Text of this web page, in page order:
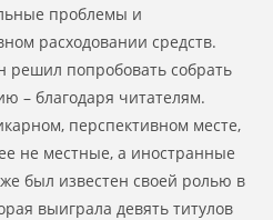
проблемы и
расходовании средств.
решил попробовать собрать
– благодаря читателям.
перспективном месте,
не местные, а иностранные
был известен своей ролью в
выиграла девять титулов